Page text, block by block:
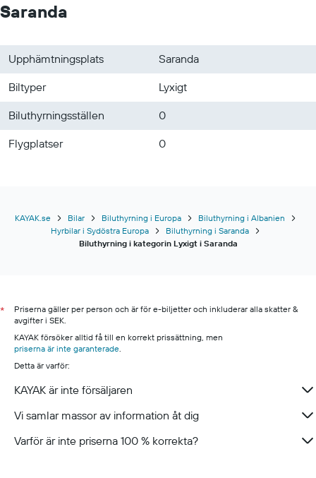
Saranda
Upphämtningsplats
Saranda
Biltyper
Lyxigt
Biluthyrningsställen
0
Flygplatser
0
KAYAK.se Bilar Biluthyrning i Europa
Biluthyrning i Albanien
Hyrbilar i Sydöstra Europa
Biluthyrning i Saranda
Biluthyrning i kategorin Lyxigt i Saranda
*
Priserna gäller per person och är för e-biljetter och inkluderar alla skatter &
avgifter i SEK.
KAYAK försöker alltid få till en korrekt prissättning, men
priserna är inte garanterade.
Detta är varför:
KAYAK är inte försäljaren
Vi samlar massor av information åt dig
Varför är inte priserna 100 % korrekta?